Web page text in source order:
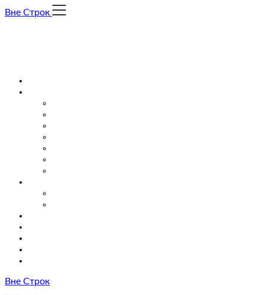
Skip
Вне Строк
Вне Строк